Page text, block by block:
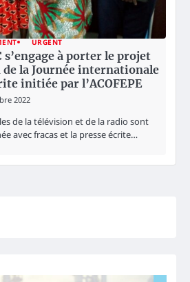
URGENT
s’engage à porter le projet
de la Journée internationale
initiée par l’ACOFEPE
2022
de la télévision et de la radio sont
avec fracas et la presse écrite…